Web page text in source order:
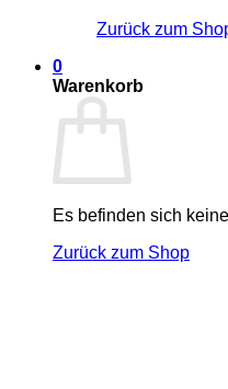
Zurück zum
0
Warenkorb
Es befinden sich
Zurück zum Shop